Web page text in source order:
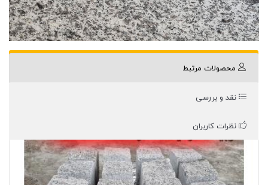
محصولات مرتبط
نقد و بررسی
نظرات کاربران